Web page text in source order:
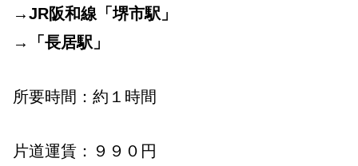
→JR阪和線「堺市駅」
→「長居駅」
所要時間：約１時間
片道運賃：９９０円